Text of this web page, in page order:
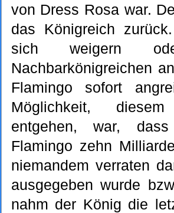
von Dress Rosa war.
das Königreich
sich weigern
Nachbarkönigreichen
Flamingo sofort
Möglichkeit,
entgehen, war,
Flamingo zehn
niemandem verraten
ausgegeben wurde
nahm der König die